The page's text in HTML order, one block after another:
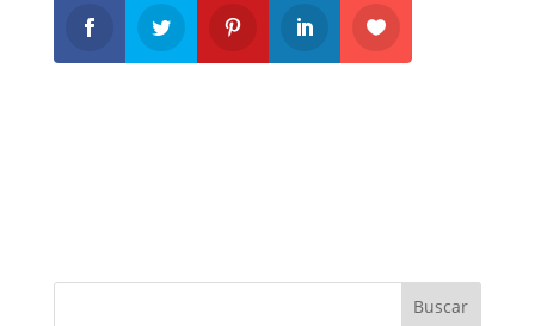
Buscar